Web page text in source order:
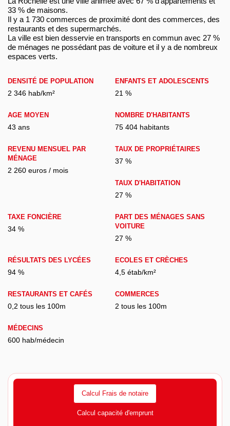
33 % de maisons.
Il y a 1 730 commerces de proximité dont des commerces, des
restaurants et des supermarchés.
La ville est bien desservie en transports en commun avec 27 %
de ménages ne possédant pas de voiture et il y a de nombreux
espaces verts.
DENSITÉ DE POPULATION
2 346 hab/km²
ENFANTS ET ADOLESCENTS
21 %
AGE MOYEN
43 ans
NOMBRE D'HABITANTS
75 404 habitants
REVENU MENSUEL PAR
MÉNAGE
2 260 euros / mois
TAUX DE PROPRIÉTAIRES
37 %
TAUX D'HABITATION
27 %
TAXE FONCIÈRE
34 %
PART DES MÉNAGES SANS
VOITURE
27 %
RÉSULTATS DES LYCÉES
94 %
ECOLES ET CRÈCHES
4,5 étab/km²
RESTAURANTS ET CAFÉS
0,2 tous les 100m
COMMERCES
2 tous les 100m
MÉDECINS
600 hab/médecin
Calcul Frais de notaire
Calcul capacité d'emprunt